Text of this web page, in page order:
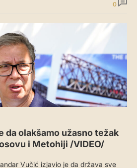
0
da olakšamo užasno težak
i Metohiji /VIDEO/
Vučić izjavio je da država sve